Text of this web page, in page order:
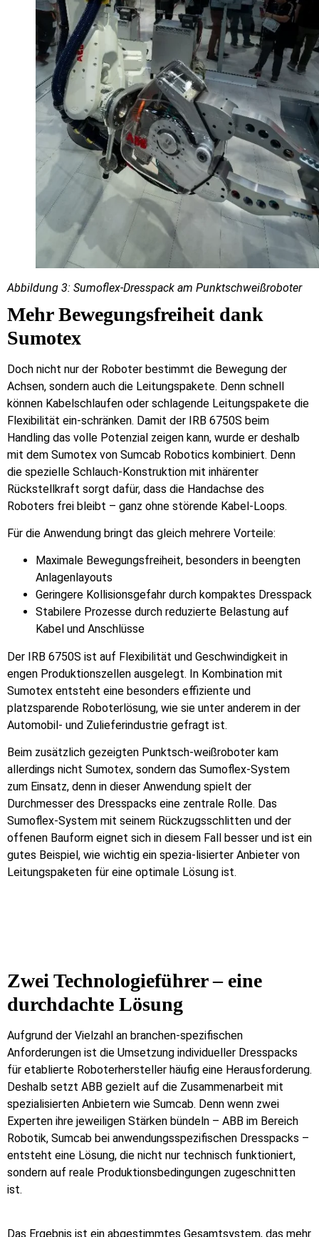
Abbildung 3: Sumoflex-Dresspack am Punktschweißroboter
Mehr Bewegungsfreiheit dank
Sumotex
Doch nicht nur der Roboter bestimmt die Bewegung der
Achsen, sondern auch die Leitungspakete. Denn schnell
können Kabelschlaufen oder schlagende Leitungspakete die
Flexibilität ein-schränken. Damit der IRB 6750S beim
Handling das volle Potenzial zeigen kann, wurde er deshalb
mit dem Sumotex von Sumcab Robotics kombiniert. Denn
die spezielle Schlauch-Konstruktion mit inhärenter
Rückstellkraft sorgt dafür, dass die Handachse des
Roboters frei bleibt – ganz ohne störende Kabel-Loops.
Für die Anwendung bringt das gleich mehrere Vorteile:
Maximale Bewegungsfreiheit, besonders in beengten
Anlagenlayouts
Geringere Kollisionsgefahr durch kompaktes Dresspack
Stabilere Prozesse durch reduzierte Belastung auf
Kabel und Anschlüsse
Der IRB 6750S ist auf Flexibilität und Geschwindigkeit in
engen Produktionszellen ausgelegt. In Kombination mit
Sumotex entsteht eine besonders effiziente und
platzsparende Roboterlösung, wie sie unter anderem in der
Automobil- und Zulieferindustrie gefragt ist.
Beim zusätzlich gezeigten Punktsch-weißroboter kam
allerdings nicht Sumotex, sondern das Sumoflex-System
zum Einsatz, denn in dieser Anwendung spielt der
Durchmesser des Dresspacks eine zentrale Rolle. Das
Sumoflex-System mit seinem Rückzugsschlitten und der
offenen Bauform eignet sich in diesem Fall besser und ist ein
gutes Beispiel, wie wichtig ein spezia-lisierter Anbieter von
Leitungspaketen für eine optimale Lösung ist.
Zwei Technologieführer – eine
durchdachte Lösung
Aufgrund der Vielzahl an branchen-spezifischen
Anforderungen ist die Umsetzung individueller Dresspacks
für etablierte Roboterhersteller häufig eine Herausforderung.
Deshalb setzt ABB gezielt auf die Zusammenarbeit mit
spezialisierten Anbietern wie Sumcab. Denn wenn zwei
Experten ihre jeweiligen Stärken bündeln – ABB im Bereich
Robotik, Sumcab bei anwendungsspezifischen Dresspacks –
entsteht eine Lösung, die nicht nur technisch funktioniert,
sondern auf reale Produktionsbedingungen zugeschnitten
ist.
Das Ergebnis ist ein abgestimmtes Gesamtsystem, das mehr